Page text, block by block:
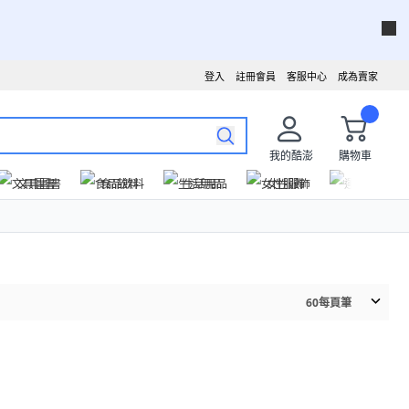
成為賣家
客服中心
註冊會員
登入
我的酷澎
購物車
文具圖書
食品飲料 生活用品 女性服飾
60每頁筆